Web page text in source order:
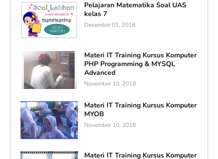
Pelajaran Matematika Soal UAS
kelas 7
Desember 01, 2018
Materi IT Training Kursus Komputer
PHP Programming & MYSQL
Advanced
November 10, 2018
Materi IT Training Kursus Komputer
MYOB
November 10, 2018
Materi IT Training Kursus Komputer